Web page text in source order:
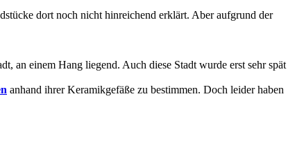
dort noch nicht hinreichend erklärt. Aber aufgrund der
an einem Hang liegend. Auch diese Stadt wurde erst sehr spät
anhand ihrer Keramikgefäße zu bestimmen. Doch leider haben